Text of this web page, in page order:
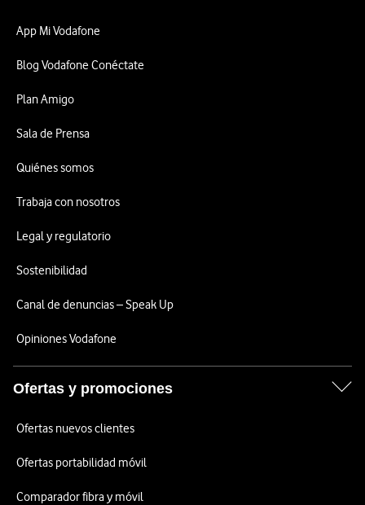
App Mi Vodafone
Blog Vodafone Conéctate
Plan Amigo
Sala de Prensa
Quiénes somos
Trabaja con nosotros
Legal y regulatorio
Sostenibilidad
Canal de denuncias – Speak Up
Opiniones Vodafone
Ofertas y promociones
Ofertas nuevos clientes
Ofertas portabilidad móvil
Comparador fibra y móvil